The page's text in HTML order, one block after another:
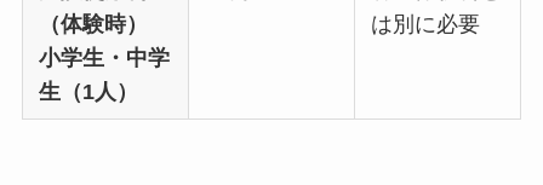
（体験時）
小学生・中学
生（1人）
は別に必要